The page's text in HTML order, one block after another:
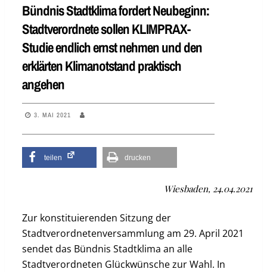
Bündnis Stadtklima fordert Neubeginn:
Stadtverordnete sollen KLIMPRAX-
Studie endlich ernst nehmen und den
erklärten Klimanotstand praktisch
angehen
3. MAI 2021
teilen drucken
Wiesbaden, 24.04.2021
Zur konstituierenden Sitzung der
Stadtverordnetenversammlung am 29. April 2021
sendet das Bündnis Stadtklima an alle
Stadtverordneten Glückwünsche zur Wahl. In